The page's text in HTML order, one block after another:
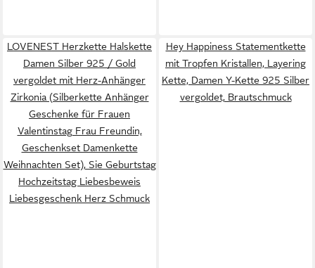
LOVENEST Herzkette Halskette
Damen Silber 925 / Gold
vergoldet mit Herz-Anhänger
Zirkonia (Silberkette Anhänger
Geschenke für Frauen
Valentinstag Frau Freundin,
Geschenkset Damenkette
Weihnachten Set), Sie Geburtstag
Hochzeitstag Liebesbeweis
Liebesgeschenk Herz Schmuck
Hey Happiness Statementkette
mit Tropfen Kristallen, Layering
Kette, Damen Y-Kette 925 Silber
vergoldet, Brautschmuck